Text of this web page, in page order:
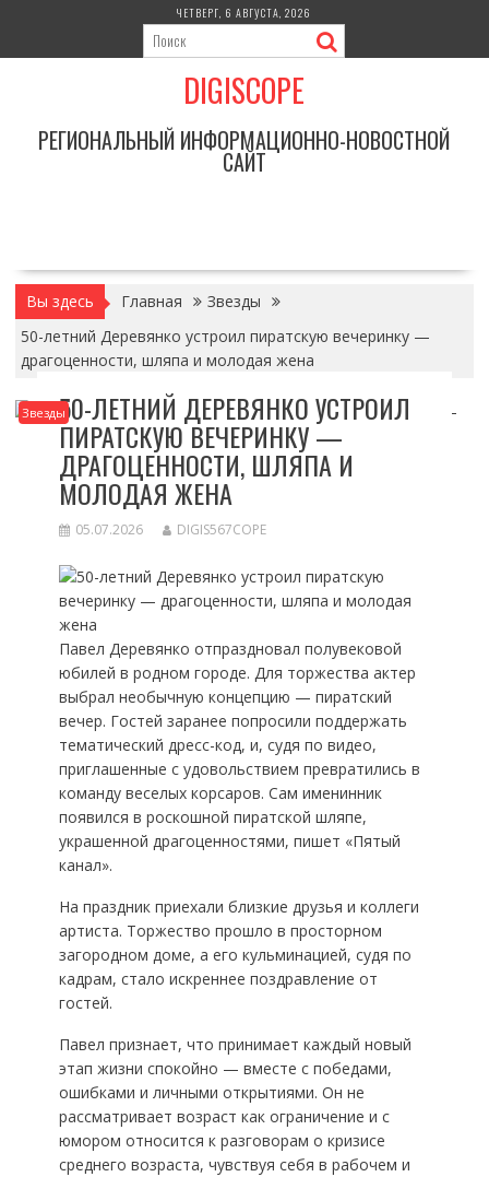
содержимому
ЧЕТВЕРГ, 6 АВГУСТА, 2026
DIGISCOPE
РЕГИОНАЛЬНЫЙ ИНФОРМАЦИОННО-НОВОСТНОЙ
САЙТ
Вы здесь Главная
Звезды
50-летний Деревянко устроил пиратскую вечеринку —
драгоценности, шляпа и молодая жена
Звезды50-ЛЕТНИЙ ДЕРЕВЯНКО УСТРОИЛ
ПИРАТСКУЮ ВЕЧЕРИНКУ —
ДРАГОЦЕННОСТИ, ШЛЯПА И
МОЛОДАЯ ЖЕНА
05.07.2026 DIGIS567COPE
Павел Деревянко отпраздновал полувековой
юбилей в родном городе. Для торжества актер
выбрал необычную концепцию — пиратский
вечер. Гостей заранее попросили поддержать
тематический дресс-код, и, судя по видео,
приглашенные с удовольствием превратились в
команду веселых корсаров. Сам именинник
появился в роскошной пиратской шляпе,
украшенной драгоценностями, пишет «Пятый
канал».
На праздник приехали близкие друзья и коллеги
артиста. Торжество прошло в просторном
загородном доме, а его кульминацией, судя по
кадрам, стало искреннее поздравление от
гостей.
Павел признает, что принимает каждый новый
этап жизни спокойно — вместе с победами,
ошибками и личными открытиями. Он не
рассматривает возраст как ограничение и с
юмором относится к разговорам о кризисе
среднего возраста, чувствуя себя в рабочем и